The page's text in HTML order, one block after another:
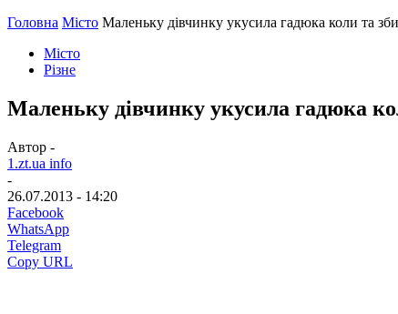
Головна Місто Маленьку дівчинку укусила гадюка коли та
Місто
Різне
Маленьку дівчинку укусила гадюка
Автор -
1.zt.ua info
-
26.07.2013 - 14:20
Facebook
WhatsApp
Telegram
Copy URL